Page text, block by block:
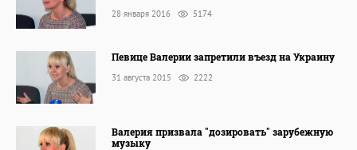
28 января 2016 5174
Певице Валерии запретили въезд на Украину
31 августа 2015 2222
Валерия призвала "дозировать" зарубежную
музыку